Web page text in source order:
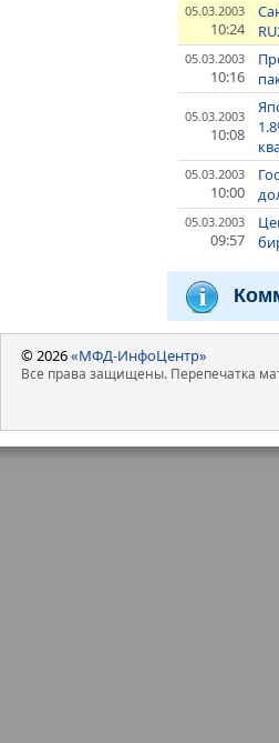
05.03.2003
10:24
05.03.2003
10:16
05.03.2003
10:08
05.03.2003
10:00
05.03.2003
09:57
© 2026«МФД-ИнфоЦентр»
Все права защищены. Перепечатка